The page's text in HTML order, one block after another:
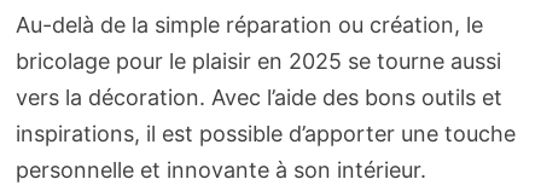
Au-delà de la simple réparation ou création, le
bricolage pour le plaisir en 2025 se tourne aussi
vers la décoration. Avec l’aide des bons outils et
inspirations, il est possible d’apporter une touche
personnelle et innovante à son intérieur.